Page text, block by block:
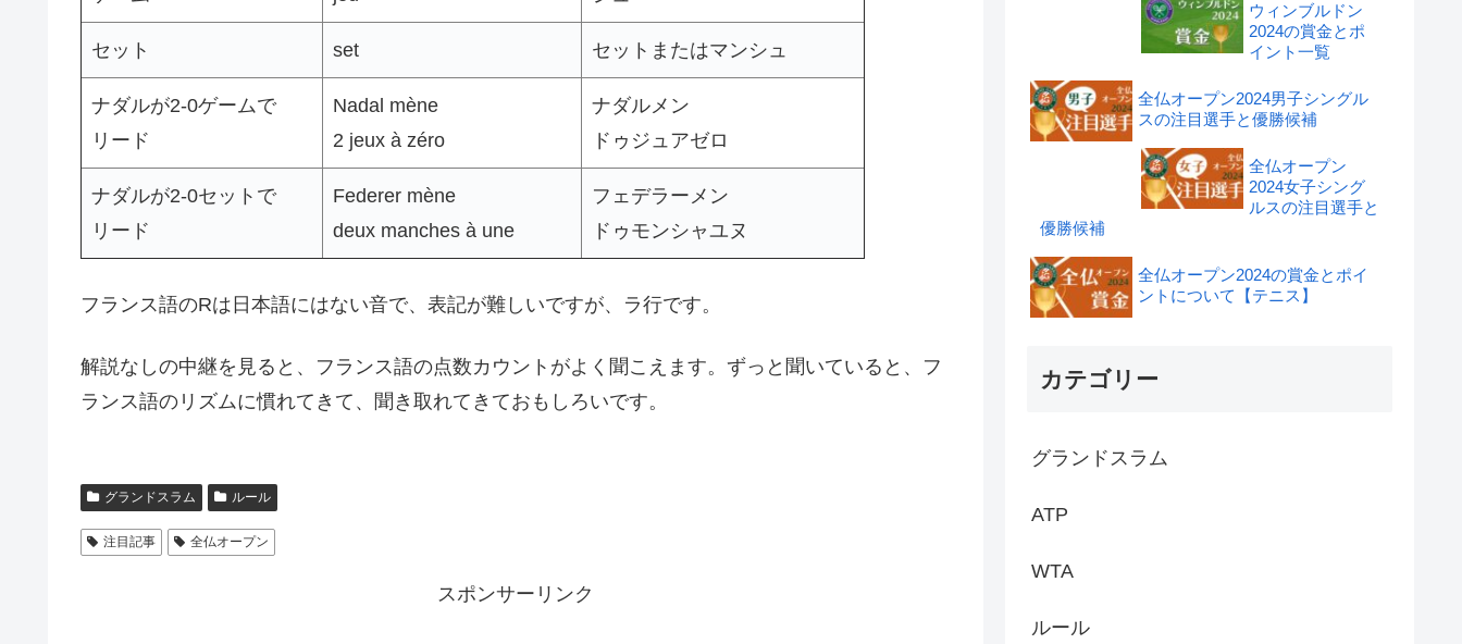
セット set セットまたはマンシュ
ナダルが2-0ゲームで
リード
Nadal mène
2 jeux à zéro
ナダルメン
ドゥジュアゼロ
ナダルが2-0セットで
リード
Federer mène
deux manches à une
フェデラーメン
ドゥモンシャユヌ
フランス語のRは日本語にはない音で、表記が難しいですが、ラ行です。
解説なしの中継を見ると、フランス語の点数カウントがよく聞こえます。ずっと聞いていると、フ
ランス語のリズムに慣れてきて、聞き取れてきておもしろいです。
グランドスラム ルール
注目記事 全仏オープン
スポンサーリンク
ウィンブルドン
2024の賞金とポ
イント一覧
全仏オープン2024男子シングル
スの注目選手と優勝候補
全仏オープン
2024女子シング
ルスの注目選手と
優勝候補
全仏オープン2024の賞金とポイ
ントについて【テニス】
カテゴリー
グランドスラム
ATP
WTA
ルール